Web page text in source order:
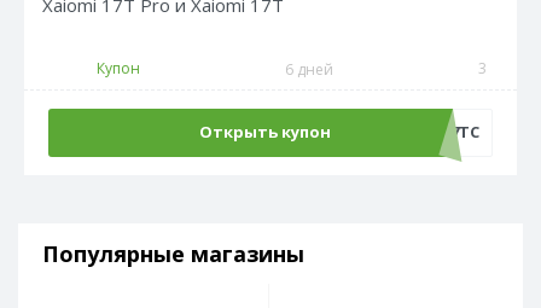
Xaiomi 17T Pro и Xaiomi 17T
Купон 6 дней 3
Открыть купон AT17TC
Популярные магазины